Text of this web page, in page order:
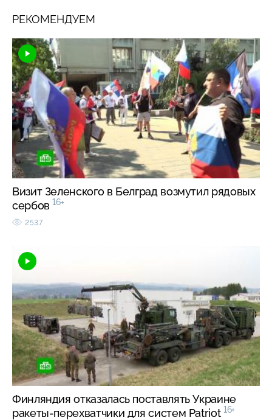
РЕКОМЕНДУЕМ
Визит Зеленского в Белград возмутил рядовых
сербов 16+
2537
Финляндия отказалась поставлять Украине
ракеты-перехватчики для систем Patriot 16+